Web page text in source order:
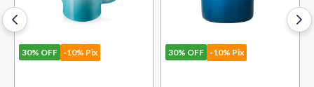
30% OFF -10% Pix 30% OFF -10% Pix